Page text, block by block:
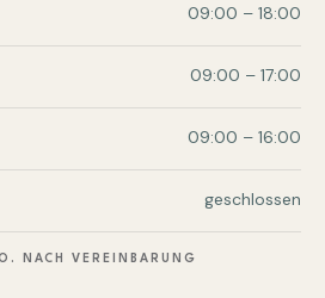
09:00 – 18:00
09:00 – 17:00
09:00 – 16:00
geschlossen
NACH VEREINBARUNG